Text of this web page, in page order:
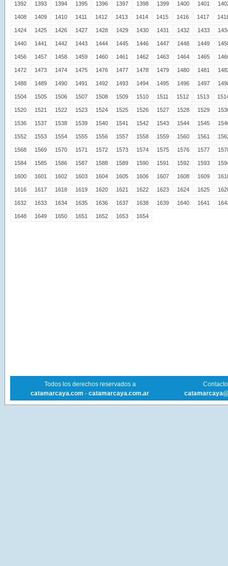
1392 1393 1394 1395 1396 1397 1398 1399 1400 1401
1408 1409 1410 1411 1412 1413 1414 1415 1416 1417
1424 1425 1426 1427 1428 1429 1430 1431 1432 1433
1440 1441 1442 1443 1444 1445 1446 1447 1448 1449
1456 1457 1458 1459 1460 1461 1462 1463 1464 1465
1472 1473 1474 1475 1476 1477 1478 1479 1480 1481
1488 1489 1490 1491 1492 1493 1494 1495 1496 1497
1504 1505 1506 1507 1508 1509 1510 1511 1512 1513
1520 1521 1522 1523 1524 1525 1526 1527 1528 1529
1536 1537 1538 1539 1540 1541 1542 1543 1544 1545
1552 1553 1554 1555 1556 1557 1558 1559 1560 1561
1568 1569 1570 1571 1572 1573 1574 1575 1576 1577
1584 1585 1586 1587 1588 1589 1590 1591 1592 1593
1600 1601 1602 1603 1604 1605 1606 1607 1608 1609
1616 1617 1618 1619 1620 1621 1622 1623 1624 1625
1632 1633 1634 1635 1636 1637 1638 1639 1640 1641
1648 1649 1650 1651 1652 1653 1654
Todos los derechos reservados a
catamarcaya.com - catamarcaya.com.ar